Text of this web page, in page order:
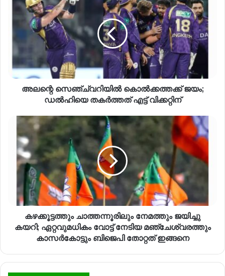
അലന്റെ സെഞ്ച്വറിയിൽ കൊൽക്കത്തക്ക് ജയം;
ഡൽഹിയെ തകർത്തത് എട്ട് വിക്കറ്റിന്
കഴക്കൂട്ടത്തും ചാത്തന്നൂരിലും നേമത്തും ജയിച്ചു
കയറി; ഏറ്റവുമധികം വോട്ട് നേടിയ മഞ്ചേശ്വരത്തും
കാസർകോട്ടും ബിജെപി തോറ്റത് ഇങ്ങനെ